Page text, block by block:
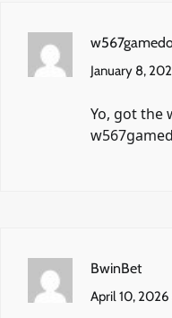
January 8,
Yo, got the
BwinBet
April 10,